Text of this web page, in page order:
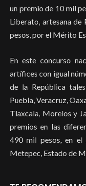
un premio de 10 mil
Liberato, artesana de
pesos, por el Mérito
En este concurso
artífices con igual
de la República
Puebla, Veracruz,
Tlaxcala, Morelos y
premios en las
490 mil pesos, en
Metepec, Estado de